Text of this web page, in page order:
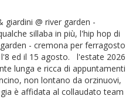
@ river garden -
sillaba in più, l'hip hop di
- cremona per ferragosto
ed il 15 agosto. l'estate 2026
lunga e ricca di appuntamenti
non lontano da orzinuovi,
è affidata al collaudato team